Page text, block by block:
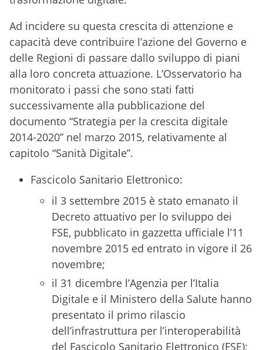
Ad incidere su questa crescita di attenzione e
capacità deve contribuire l’azione del Governo e
delle Regioni di passare dallo sviluppo di piani
alla loro concreta attuazione. L’Osservatorio ha
monitorato i passi che sono stati fatti
successivamente alla pubblicazione del
documento “Strategia per la crescita digitale
2014-2020” nel marzo 2015, relativamente al
capitolo “Sanità Digitale”.
Fascicolo Sanitario Elettronico:
il 3 settembre 2015 è stato emanato il
Decreto attuativo per lo sviluppo dei
FSE, pubblicato in gazzetta ufficiale l’11
novembre 2015 ed entrato in vigore il 26
novembre;
il 31 dicembre l’Agenzia per l’Italia
Digitale e il Ministero della Salute hanno
presentato il primo rilascio
dell’infrastruttura per l’interoperabilità
del Fascicolo Sanitario Elettronico (FSE);